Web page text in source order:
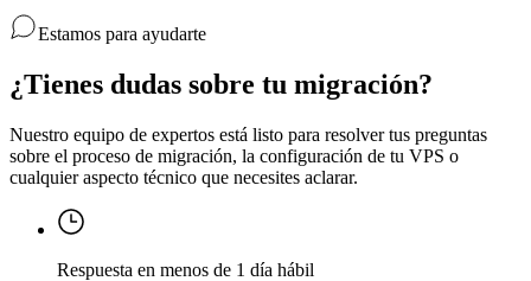
Estamos para ayudarte
¿Tienes dudas sobre tu migración?
Nuestro equipo de expertos está listo para resolver tus preguntas
sobre el proceso de migración, la configuración de tu VPS o
cualquier aspecto técnico que necesites aclarar.
Respuesta en menos de 1 día hábil